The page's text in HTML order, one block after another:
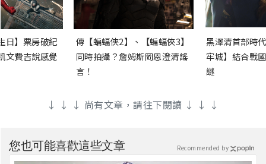
日】票房破紀
文費吉說感覺
傳【蝙蝠俠2】、【蝙蝠俠3】
同時拍攝？詹姆斯岡恩澄清謠
言！
黑澤清首部時
牢城】結合戰
謎
↓ ↓ ↓ 尚有文章，請往下閱讀 ↓ ↓ ↓
您也可能喜歡這些文章 Recommended by